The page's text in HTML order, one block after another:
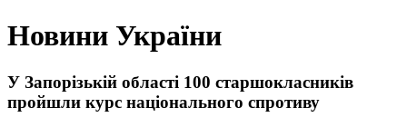
Новини України
У Запорізькій області 100 старшокласників
пройшли курс національного спротиву